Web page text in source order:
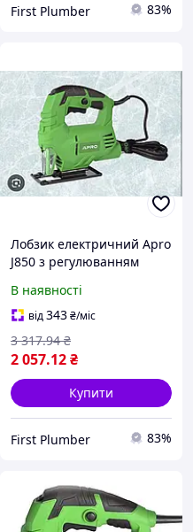
First Plumber 83%
Лобзик електричний Apro
J850 з регулюванням
В наявності
від343₴/міс
2 057.12₴
3 317.94 ₴
Купити
First Plumber 83%